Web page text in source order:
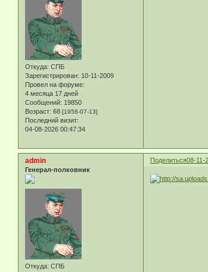
Откуда: СПБ
Зарегистрирован: 10-11-2009
Провел на форуме:
4 месяца 17 дней
Сообщений: 19850
Возраст: 68 [1958-07-13]
Последний визит:
04-08-2026 00:47:34
Поделиться08-11-
admin
Генерал-полковник
Откуда: СПБ